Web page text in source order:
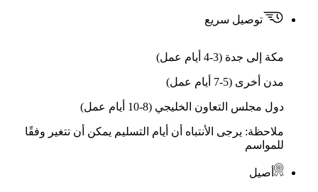
توصيل سريع
مكة إلى جدة (3-4 أيام عمل)
مدن أخرى (5-7 أيام عمل)
دول مجلس التعاون الخليجي (8-10 أيام عمل)
ملاحظة: يرجى الأنتباه أن أيام التسليم يمكن أن تتغير وفقًا
للمواسم
أصيل